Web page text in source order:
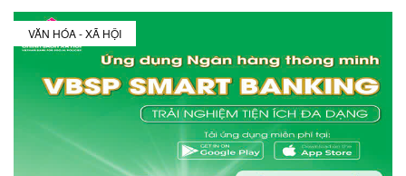
VĂN HÓA - XÃ HỘI